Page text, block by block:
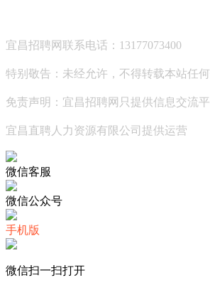
宜昌招聘网联系电话：13177073400
特别敬告：未经允许，不得转载本站任何
免责声明：宜昌招聘网只提供信息交流
宜昌直聘人力资源有限公司提供运营
微信客服
微信公众号
手机版
微信扫一扫打开